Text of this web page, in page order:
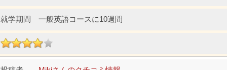
一般英語コースに10週間